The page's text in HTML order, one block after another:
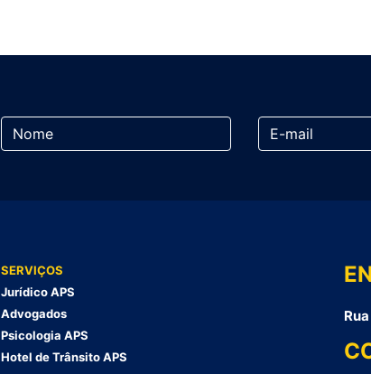
SERVIÇOS
Jurídico APS
Advogados
Psicologia APS
Hotel de Trânsito APS